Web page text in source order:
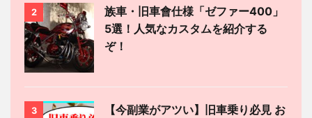
2
族車・旧車會仕様「ゼファー400」
5選！人気なカスタムを紹介する
ぞ！
3
【今副業がアツい】旧車乗り必見 お